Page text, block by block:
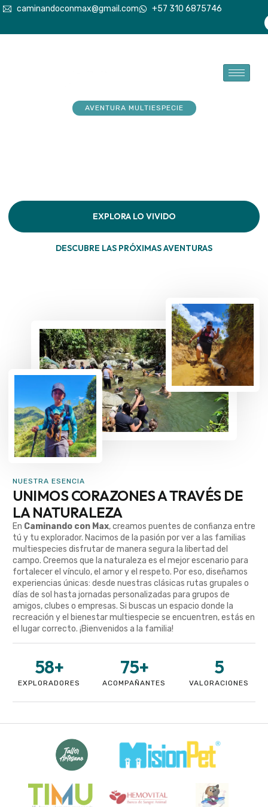
caminandoconmax@gmail.com +57 310 6875746
AVENTURA MULTIESPECIE
EXPLORA LO VIVIDO
DESCUBRE LAS PRÓXIMAS AVENTURAS
NUESTRA ESENCIA
UNIMOS CORAZONES A TRAVÉS DE
LA NATURALEZA
En Caminando con Max, creamos puentes de confianza entre
tú y tu explorador. Nacimos de la pasión por ver a las familias
multiespecies disfrutar de manera segura la libertad del
campo. Creemos que la naturaleza es el mejor escenario para
fortalecer el vínculo, el amor y el respeto. Por eso, diseñamos
experiencias únicas: desde nuestras clásicas rutas grupales o
días de sol hasta jornadas personalizadas para grupos de
amigos, clubes o empresas. Si buscas un espacio donde la
recreación y el bienestar multiespecie se encuentren, estás en
el lugar correcto. ¡Bienvenidos a la familia!
EXPLORADORES
58+
ACOMPAÑANTES
75+
VALORACIONES
5